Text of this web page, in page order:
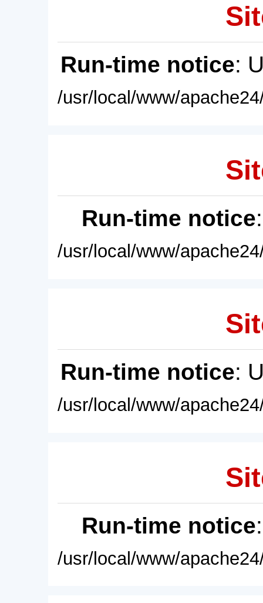
Run-time notice:
/usr/local/www/
Run-time notice
/usr/local/www/
Run-time notice:
/usr/local/www/
Run-time notice
/usr/local/www/